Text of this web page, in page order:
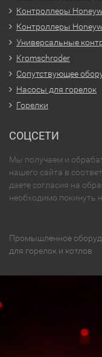
Контроллеры
Контроллеры
Универсальные
Kromschroder
Сопутствующее
Насосы для горелок
Горелки
СОЦСЕТИ
Мы получаем и
нашего сайта в
даете согласия на
необходимо покинуть
Промышленное
для горелок и котлов